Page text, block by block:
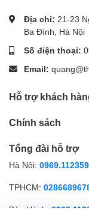
Địa chỉ: 21-23
Ba Đình, Hà Nội
Số điện thoại:
Email:
Hỗ trợ khách
Chính sách
Tổng đài hỗ trợ
Hà Nội: 0969.112359
TPHCM: